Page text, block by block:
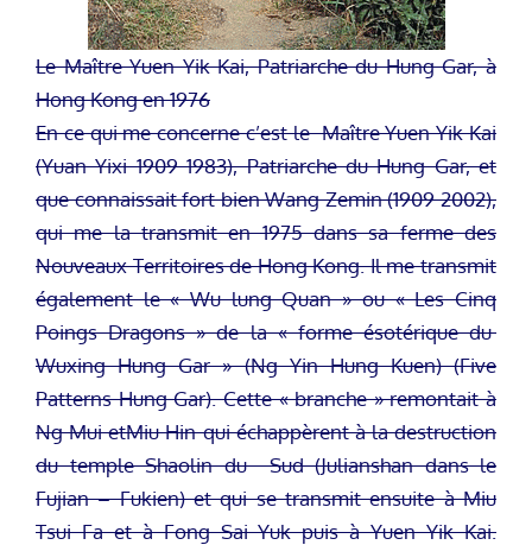
Le Maître Yuen Yik Kai, Patriarche du Hung Gar, à
Hong Kong en 1976
En ce qui me concerne c’est le Maître Yuen Yik Kai
(Yuan Yixi 1909 1983), Patriarche du Hung Gar, et
que connaissait fort bien Wang Zemin (1909 2002),
qui me la transmit en 1975 dans sa ferme des
Nouveaux Territoires de Hong Kong. Il me transmit
également le « Wu lung Quan » ou « Les Cinq
Poings Dragons » de la « forme ésotérique du
Wuxing Hung Gar » (Ng Yin Hung Kuen) (Five
Patterns Hung Gar). Cette « branche » remontait à
Ng Mui etMiu Hin qui échappèrent à la destruction
du temple Shaolin du Sud (Julianshan dans le
Fujian – Fukien) et qui se transmit ensuite à Miu
Tsui Fa et à Fong Sai Yuk puis à Yuen Yik Kai.